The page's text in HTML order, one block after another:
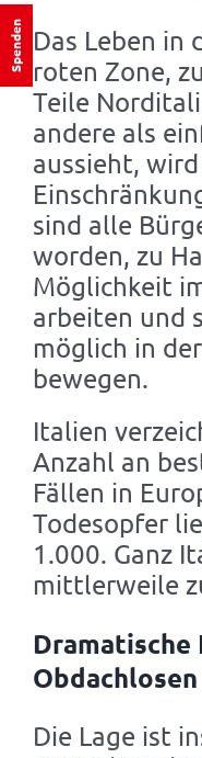
Das Leben in
roten Zone,
Teile
andere als
aussieht,
sind alle
worden, zu
Möglichkeit
arbeiten und
möglich in
bewegen.
Italien
Anzahl an
Fällen in
Todesopfer
1.000. Ganz
mittlerweile
Dramatische
Obdachlosen
Die Lage ist
Spenden